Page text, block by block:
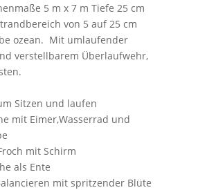
5 m x 7 m Tiefe 25 cm
von 5 auf 25 cm
ozean. Mit umlaufender
verstellbarem Überlaufwehr,
Sitzen und laufen
mit Eimer,Wasserrad und
mit Schirm
als Ente
mit spritzender Blüte